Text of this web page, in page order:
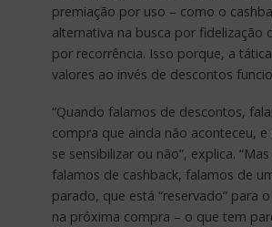
premiação por uso – como o
alternativa na busca por fidelização
por recorrência. Isso porque, a
valores ao invés de descontos
“Quando falamos de descontos,
compra que ainda não aconteceu,
se sensibilizar ou não”, explica.
falamos de cashback, falamos de
parado, que está “reservado” para
na próxima compra – o que tem